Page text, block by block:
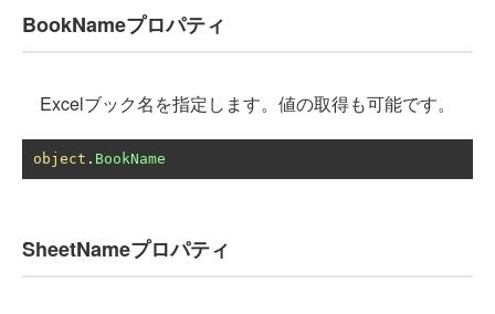
BookNameプロパティ
Excelブック名を指定します。値の取得も可能です。
object . BookName
SheetNameプロパティ